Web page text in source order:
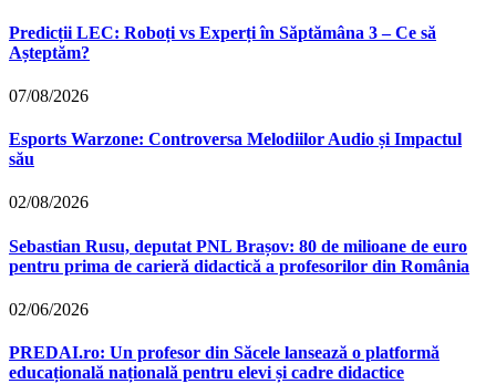
Predicții LEC: Roboți vs Experți în Săptămâna 3 – Ce să
Așteptăm?
07/08/2026
Esports Warzone: Controversa Melodiilor Audio și Impactul
său
02/08/2026
Sebastian Rusu, deputat PNL Brașov: 80 de milioane de euro
pentru prima de carieră didactică a profesorilor din România
02/06/2026
PREDAI.ro: Un profesor din Săcele lansează o platformă
educațională națională pentru elevi și cadre didactice